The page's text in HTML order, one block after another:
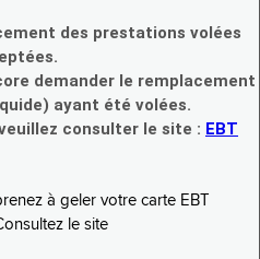
des prestations volées
demander le remplacement
ayant été volées.
consulter le site : EBT
à geler votre carte EBT
le site